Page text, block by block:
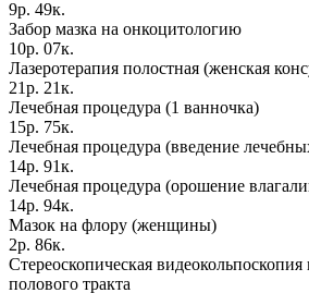
9р. 49к.
Забор мазка на онкоцитологию
10р. 07к.
Лазеротерапия полостная (женская
21р. 21к.
Лечебная процедура (1 ванночка)
15р. 75к.
Лечебная процедура (введение
14р. 91к.
Лечебная процедура (орошение
14р. 94к.
Мазок на флору (женщины)
2р. 86к.
Стереоскопическая
полового тракта